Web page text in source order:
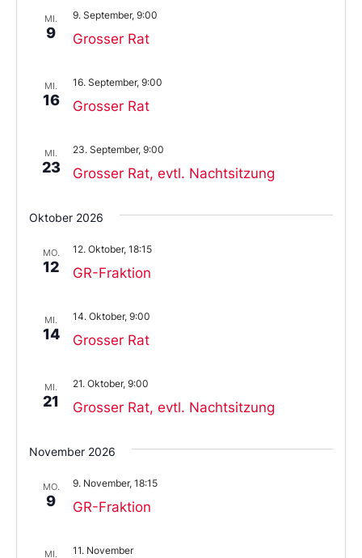
MI.
9 Grosser Rat
9. September, 9:00
MI.
16 Grosser Rat
16. September, 9:00
MI.
23 Grosser Rat, evtl. Nachtsitzung
23. September, 9:00
Oktober 2026
MO.
12 GR-Fraktion
12. Oktober, 18:15
MI.
14 Grosser Rat
14. Oktober, 9:00
MI.
21 Grosser Rat, evtl. Nachtsitzung
21. Oktober, 9:00
November 2026
MO.
9 GR-Fraktion
9. November, 18:15
MI. 11. November